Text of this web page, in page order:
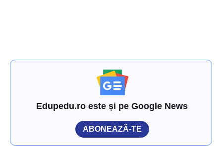
Edupedu.ro este și pe Google News
ABONEAZĂ-TE